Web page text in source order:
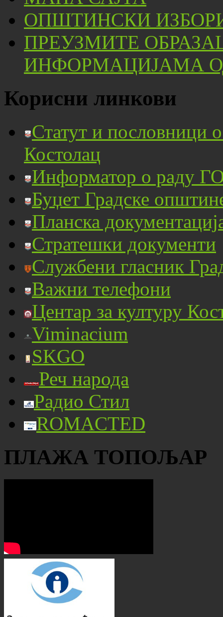
ОПШТИНСКИ
ПРЕУЗМИТЕ
ИНФОРМАЦИЈАМА
Корисни линкови
Статут и пословници
Костолац
Информатор о раду
Буџет Градске
Планска
Стратешки документи
Службени гласник
Важни телефони
Центар за културу
Viminacium
SKGO
Реч народа
Радио Стил
ROMACTED
ПЛАЖА ТОПОЉАР